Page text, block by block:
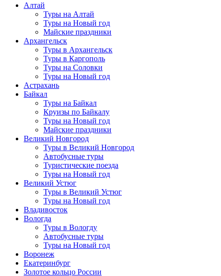
Алтай
Туры на Алтай
Туры на Новый год
Майские праздники
Архангельск
Туры в Архангельск
Туры в Каргополь
Туры на Соловки
Туры на Новый год
Астрахань
Байкал
Туры на Байкал
Круизы по Байкалу
Туры на Новый год
Майские праздники
Великий Новгород
Туры в Великий Новгород
Автобусные туры
Туристические поезда
Туры на Новый год
Великий Устюг
Туры в Великий Устюг
Туры на Новый год
Владивосток
Вологда
Туры в Вологду
Автобусные туры
Туры на Новый год
Воронеж
Екатеринбург
Золотое кольцо России